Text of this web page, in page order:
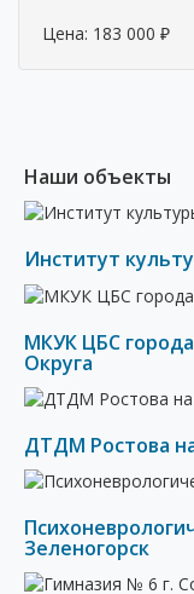
Цена: 183 000 ₽
Наши объекты
Институт
МКУК ЦБС
Округа
ДТДМ Ростова
Зеленогорск